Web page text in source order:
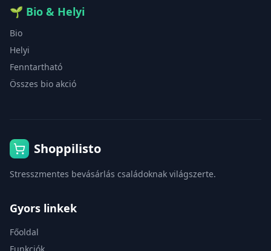
🌱 Bio & Helyi
Bio
Helyi
Fenntartható
Összes bio akció
Shoppilisto
Stresszmentes bevásárlás családoknak világszerte.
Gyors linkek
Főoldal